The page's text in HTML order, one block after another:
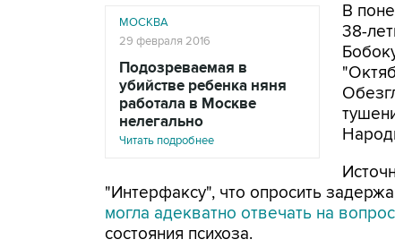
МОСКВА
29 февраля 2016
Подозреваемая в
убийстве ребенка няня
работала в Москве
нелегально
Читать подробнее
В
38-
"Интерфаксу", что опросить
могла адекватно отвечать на
состояния психоза.